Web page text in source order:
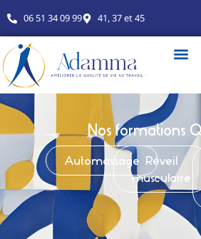
06 51 34 09 99 41, 37 et 45
Nos formations
Automassage Réveil
musculaire